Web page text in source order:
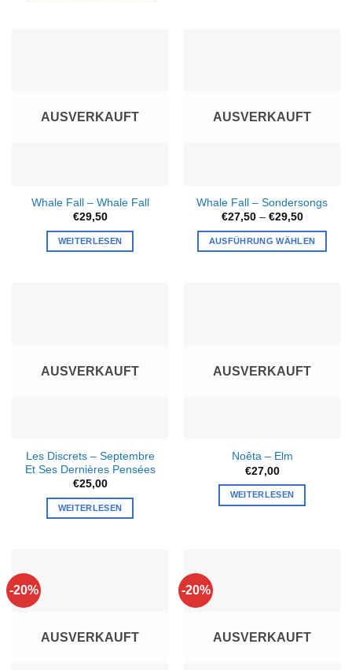
Optionen
gewählt
werden
AUSVERKAUFT
Whale Fall – Whale Fall
€29,50
WEITERLESEN
AUSVERKAUFT
Whale Fall – Sondersongs
€27,50 – €29,50
bis
€29,50
AUSFÜHRUNG WÄHLEN
Optionen
gewählt
werden
AUSVERKAUFT
Les Discrets – Septembre
Et Ses Dernières Pensées
€25,00
WEITERLESEN
AUSVERKAUFT
Noêta – Elm
€27,00
WEITERLESEN
-20%
AUSVERKAUFT
-20%
AUSVERKAUFT